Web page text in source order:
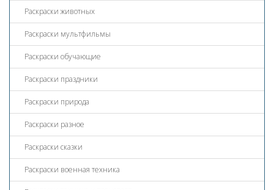
Раскраски животных
Раскраски мультфильмы
Раскраски обучающие
Раскраски праздники
Раскраски природа
Раскраски разное
Раскраски сказки
Раскраски военная техника